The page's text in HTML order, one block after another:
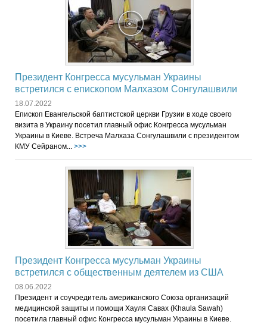
Президент Конгресса мусульман Украины
встретился с епископом Малхазом Сонгулашвили
18.07.2022
Епископ Евангельской баптистской церкви Грузии в ходе своего
визита в Украину посетил главный офис Конгресса мусульман
Украины в Киеве. Встреча Малхаза Сонгулашвили с президентом
КМУ Сейраном... >>>
Президент Конгресса мусульман Украины
встретился с общественным деятелем из США
08.06.2022
Президент и соучредитель американского Союза организаций
медицинской защиты и помощи Хауля Савах (Khaula Sawah)
посетила главный офис Конгресса мусульман Украины в Киеве.